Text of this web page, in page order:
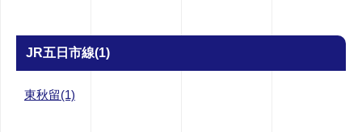
JR五日市線(1)
東秋留(1)